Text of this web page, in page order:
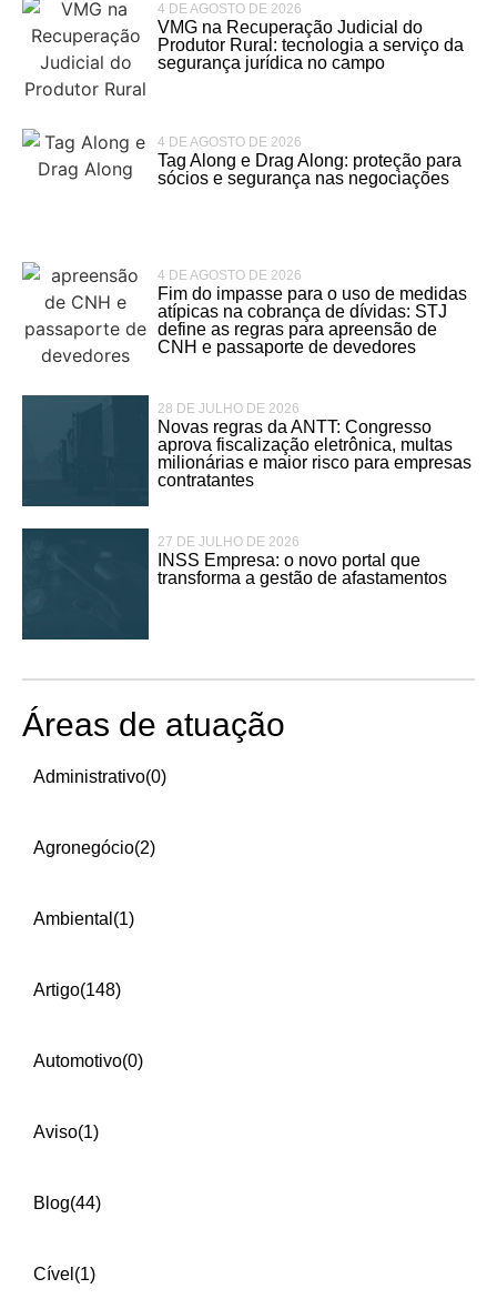
4 DE AGOSTO DE 2026
VMG na Recuperação Judicial do
Produtor Rural: tecnologia a serviço da
segurança jurídica no campo
4 DE AGOSTO DE 2026
Tag Along e Drag Along: proteção para
sócios e segurança nas negociações
4 DE AGOSTO DE 2026
Fim do impasse para o uso de medidas
atípicas na cobrança de dívidas: STJ
define as regras para apreensão de
CNH e passaporte de devedores
28 DE JULHO DE 2026
Novas regras da ANTT: Congresso
aprova fiscalização eletrônica, multas
milionárias e maior risco para empresas
contratantes
27 DE JULHO DE 2026
INSS Empresa: o novo portal que
transforma a gestão de afastamentos
Áreas de atuação
Administrativo(0)
Agronegócio(2)
Ambiental (1)
Artigo(148)
Automotivo(0)
Aviso(1)
Blog(44)
Cível (1)